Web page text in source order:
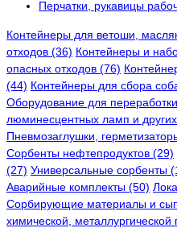
Перчатки, рукавицы
Контейнеры для ветоши,
отходов (36) Контейнеры и
опасных отходов (76)
(44) Контейнеры для сбора
Оборудование для
люминесцентных ламп и
Пневмозаглушки,
Сорбенты нефтепродуктов (29)
(27) Универсальные сорбенты
Аварийные комплекты (50)
Сорбирующие материалы и
химической,